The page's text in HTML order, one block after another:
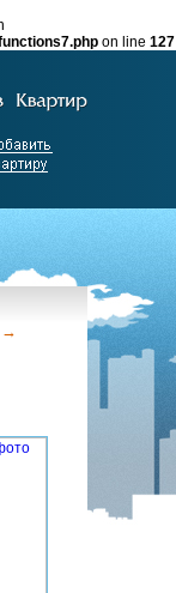
on line 127
→